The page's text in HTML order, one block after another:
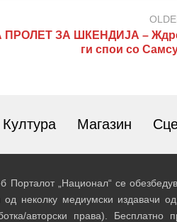
ЗА ШКЕНДИЈА –
ги спои со
Култура Магазин
„Национал“ се
неколку медиумски издавачи
авторски права). Бесплатно